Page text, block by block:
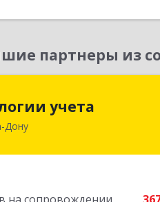
партнеры из
учета
Дону
Ростовская обл, Ростов-на-